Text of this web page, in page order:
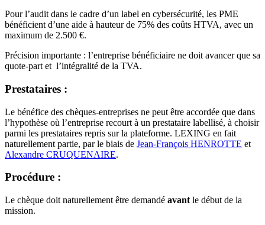
Pour l’audit dans le cadre d’un label en cybersécurité, les PME
bénéficient d’une aide à hauteur de 75% des coûts HTVA, avec un
maximum de 2.500 €.
Précision importante : l’entreprise bénéficiaire ne doit avancer que sa
quote-part et l’intégralité de la TVA.
Prestataires :
Le bénéfice des chèques-entreprises ne peut être accordée que dans
l’hypothèse où l’entreprise recourt à un prestataire labellisé, à choisir
parmi les prestataires repris sur la plateforme. LEXING en fait
naturellement partie, par le biais de Jean-François HENROTTE et
Alexandre CRUQUENAIRE.
Procédure :
Le chèque doit naturellement être demandé avant le début de la
mission.